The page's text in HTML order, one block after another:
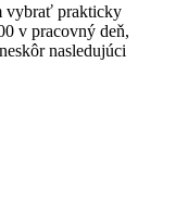
vybrať prakticky
v pracovný deň,
nasledujúci